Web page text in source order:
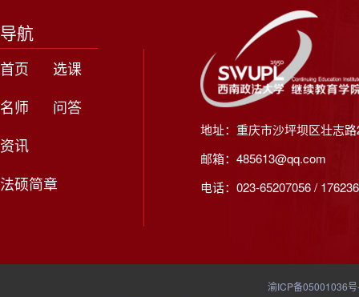
导航
首页
选课
名师
问答
资讯
法硕简章
地址：重庆市沙坪坝区壮志
邮箱：485613@qq.com
电话：023-65207056 /
渝ICP备05001036